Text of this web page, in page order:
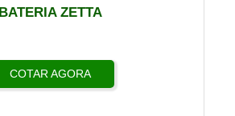
BATERIA ZETTA
COTAR AGORA